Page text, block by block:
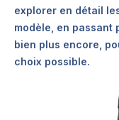
explorer en détail
modèle, en passant
bien plus encore,
choix possible.